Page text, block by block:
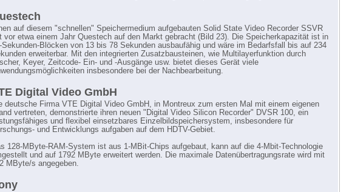
auf diesem "schnellen" Speichermedium aufgebauten Solid State Video Recorder SSVR
vor etwa einem Jahr Questech auf den Markt gebracht (Bild 23). Die Speicherkapazität ist in
Sekunden-Blöcken von 13 bis 78 Sekunden ausbaufähig und wäre im Bedarfsfall bis auf 234
erweiterbar. Mit den integrierten Zusatzbausteinen, wie Multilayerfunktion durch
Keyer, Zeitcode- Ein- und -Ausgänge usw. bietet dieses Gerät viele
insbesondere bei der Nachbearbeitung.
Digital Video GmbH
deutsche Firma VTE Digital Video GmbH, in Montreux zum ersten Mal mit einem eigenen
vertreten, demonstrierte ihren neuen "Digital Video Silicon Recorder" DVSR 100, ein
und flexibel einsetzbares Einzelbildspeichersystem, insbesondere für
und Entwicklungs aufgaben auf dem HDTV-Gebiet.
128-MByte-RAM-System ist aus 1-MBit-Chips aufgebaut, kann auf die 4-Mbit-Technologie
und auf 1792 MByte erweitert werden. Die maximale Datenübertragungsrate wird mit
MByte/s angegeben.